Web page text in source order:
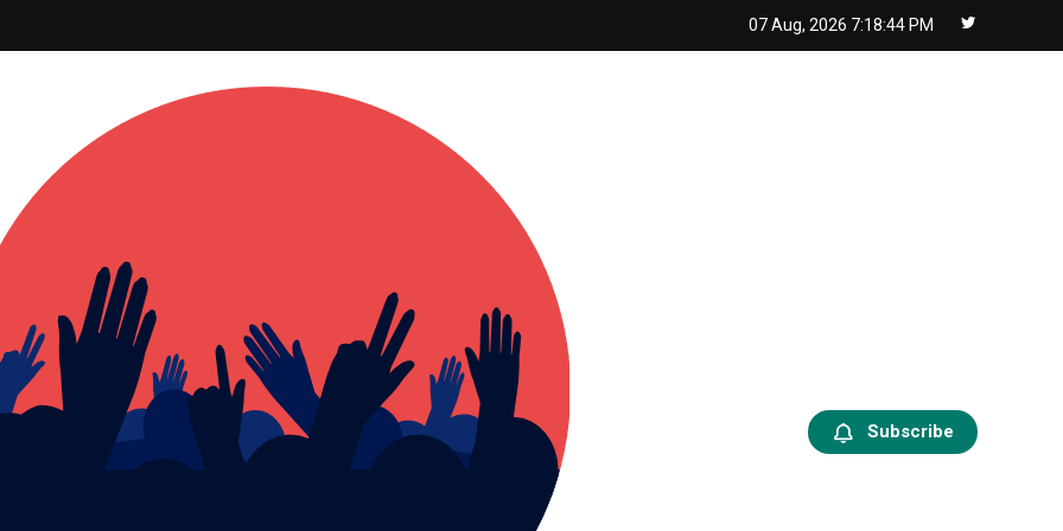
07 Aug, 2026 7:18:46 PM
Subscribe